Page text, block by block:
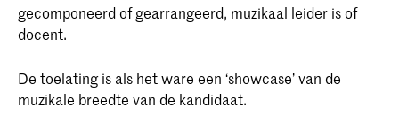
gecomponeerd of gearrangeerd, muzikaal leider is of
docent.
De toelating is als het ware een ‘showcase’ van de
muzikale breedte van de kandidaat.